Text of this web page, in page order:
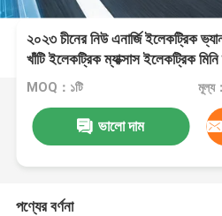
২০২৩ চীনের নিউ এনার্জি ইলেকট্রিক
খাঁটি ইলেকট্রিক ম্যাক্সাস ইলেকট্রিক
MOQ：১টি
ভালো দাম
পণ্যের বর্ণনা